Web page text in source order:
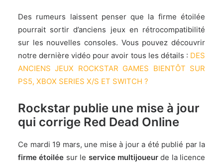
Des rumeurs laissent penser que la firme étoilée
pourrait sortir d’anciens jeux en rétrocompatibilité
sur les nouvelles consoles. Vous pouvez découvrir
notre dernière vidéo pour avoir tous les détails : DES
ANCIENS JEUX ROCKSTAR GAMES BIENTÔT SUR
PS5, XBOX SERIES X/S ET SWITCH ?
Rockstar publie une mise à jour
qui corrige Red Dead Online
Ce mardi 19 mars, une mise à jour a été publié par la
firme étoilée sur le service multijoueurde la licence